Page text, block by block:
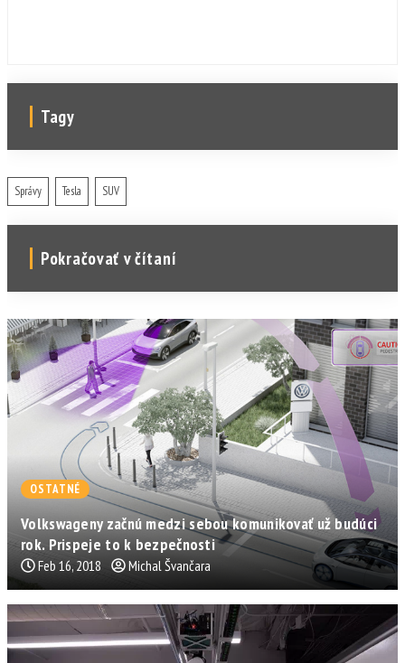
Tagy
Správy Tesla SUV
Pokračovať v čítaní
OSTATNÉ
Volkswageny začnú medzi sebou komunikovať už budúci
rok. Prispeje to k bezpečnosti
Feb 16, 2018 Michal Švančara